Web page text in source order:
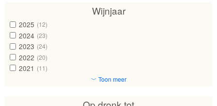
Wijnjaar
2025 (12)
2024 (23)
2023 (24)
2022 (20)
2021 (11)
﹀ Toon meer